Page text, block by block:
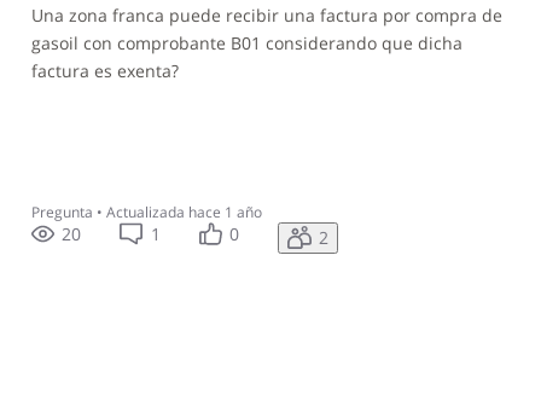
Una zona franca puede recibir una factura por compra de
gasoil con comprobante B01 considerando que dicha
factura es exenta?
Pregunta • Actualizada hace 1 año
20 1 0 2